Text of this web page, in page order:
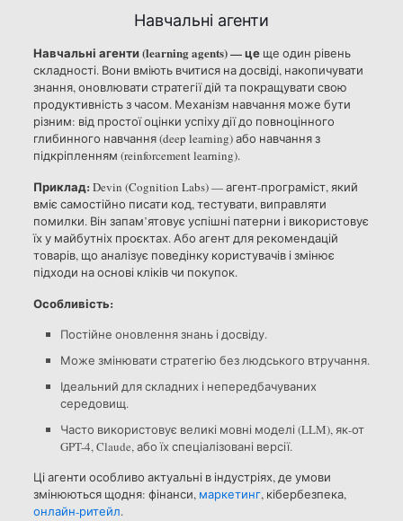
Навчальні агенти
Навчальні агенти (learning agents) — цеще один рівень
складності. Вони вміють вчитися на досвіді, накопичувати
знання, оновлювати стратегії дій та покращувати свою
продуктивність з часом. Механізм навчання може бути
різним: від простої оцінки успіху дії до повноцінного
глибинного навчання (deep learning) або навчання з
підкріпленням (reinforcement learning).
Приклад: Devin (Cognition Labs) — агент-програміст, який
вміє самостійно писати код, тестувати, виправляти
помилки. Він запам’ятовує успішні патерни і використовує
їх у майбутніх проєктах. Або агент для рекомендацій
товарів, що аналізує поведінку користувачів і змінює
підходи на основі кліків чи покупок.
Особливість:
Постійне оновлення знань і досвіду.
Може змінювати стратегію без людського втручання.
Ідеальний для складних і непередбачуваних
середовищ.
Часто використовує великі мовні моделі (LLM), як-от
GPT-4, Claude, або їх спеціалізовані версії.
Ці агенти особливо актуальні в індустріях, де умови
змінюються щодня: фінанси, маркетинг, кібербезпека,
онлайн-ритейл.